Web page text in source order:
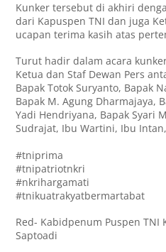
Kunker tersebut di akhiri
dari Kapuspen TNI dan juga
ucapan terima kasih atas
Turut hadir dalam acara
Ketua dan Staf Dewan Pers
Bapak Totok Suryanto, Bapak
Bapak M. Agung Dharmajaya,
Yadi Hendriyana, Bapak Syari
Sudrajat, Ibu Wartini, Ibu
#tniprima
#tnipatriotnkri
#nkrihargamati
#tnikuatrakyatbermartabat
Red- Kabidpenum Puspen TNI
Saptoadi